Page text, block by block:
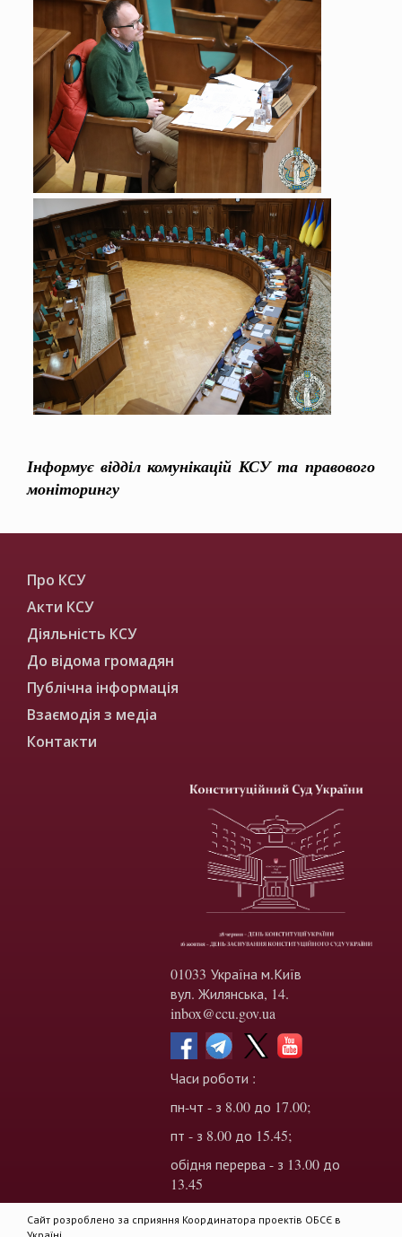
Інформує відділ комунікацій КСУ та правового
моніторингу
Про КСУ
Акти КСУ
Діяльність КСУ
До відома громадян
Публічна інформація
Взаємодія з медіа
Контакти
01033 Україна м.Київ
вул. Жилянська, 14.
inbox@ccu.gov.ua
Часи роботи :
пн-чт - з 8.00 до 17.00;
пт - з 8.00 до 15.45;
обідня перерва - з 13.00 до
13.45
Сайт розроблено за сприяння Координатора проектів ОБСЄ в
Україні